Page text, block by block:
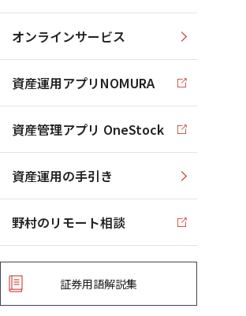
オンラインサービス
資産運用アプリNOMURA
資産管理アプリ OneStock
資産運用の手引き
野村のリモート相談
証券用語解説集